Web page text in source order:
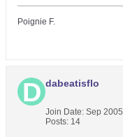
Poignie F.
dabeatisflo
Join Date: Sep 2005
Posts: 14